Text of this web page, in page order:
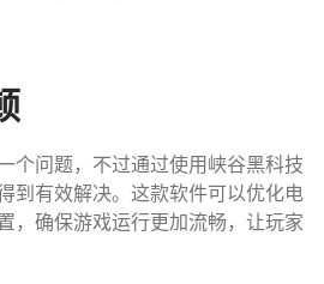
个问题，不过通过使用峡谷黑科技
到有效解决。这款软件可以优化电
，确保游戏运行更加流畅，让玩家